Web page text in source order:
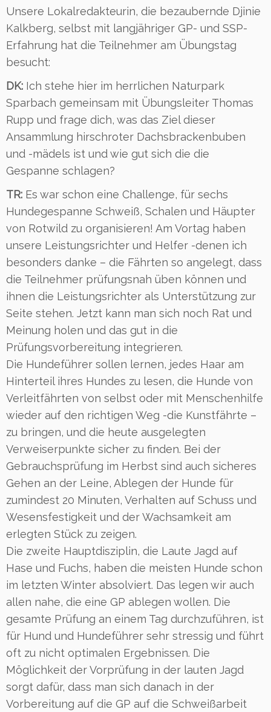
Unsere Lokalredakteurin, die bezaubernde Djinie
Kalkberg, selbst mit langjähriger GP- und SSP-
Erfahrung hat die Teilnehmer am Übungstag
besucht:
DK: Ich stehe hier im herrlichen Naturpark
Sparbach gemeinsam mit Übungsleiter Thomas
Rupp und frage dich, was das Ziel dieser
Ansammlung hirschroter Dachsbrackenbuben
und -mädels ist und wie gut sich die die
Gespanne schlagen?
TR: Es war schon eine Challenge, für sechs
Hundegespanne Schweiß, Schalen und Häupter
von Rotwild zu organisieren! Am Vortag haben
unsere Leistungsrichter und Helfer -denen ich
besonders danke – die Fährten so angelegt, dass
die Teilnehmer prüfungsnah üben können und
ihnen die Leistungsrichter als Unterstützung zur
Seite stehen. Jetzt kann man sich noch Rat und
Meinung holen und das gut in die
Prüfungsvorbereitung integrieren.
Die Hundeführer sollen lernen, jedes Haar am
Hinterteil ihres Hundes zu lesen, die Hunde von
Verleitfährten von selbst oder mit Menschenhilfe
wieder auf den richtigen Weg -die Kunstfährte –
zu bringen, und die heute ausgelegten
Verweiserpunkte sicher zu finden. Bei der
Gebrauchsprüfung im Herbst sind auch sicheres
Gehen an der Leine, Ablegen der Hunde für
zumindest 20 Minuten, Verhalten auf Schuss und
Wesensfestigkeit und der Wachsamkeit am
erlegten Stück zu zeigen.
Die zweite Hauptdisziplin, die Laute Jagd auf
Hase und Fuchs, haben die meisten Hunde schon
im letzten Winter absolviert. Das legen wir auch
allen nahe, die eine GP ablegen wollen. Die
gesamte Prüfung an einem Tag durchzuführen, ist
für Hund und Hundeführer sehr stressig und führt
oft zu nicht optimalen Ergebnissen. Die
Möglichkeit der Vorprüfung in der lauten Jagd
sorgt dafür, dass man sich danach in der
Vorbereitung auf die GP auf die Schweißarbeit